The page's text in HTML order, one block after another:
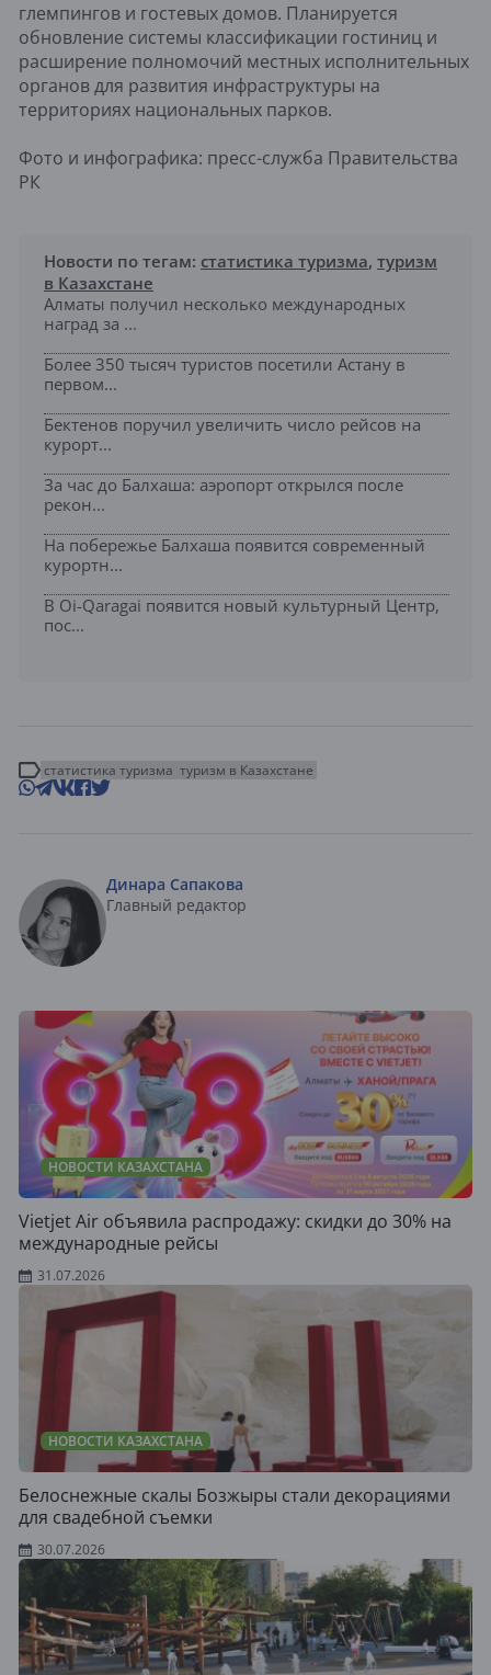
глемпингов и гостевых домов. Планируется
обновление системы классификации гостиниц и
расширение полномочий местных исполнительных
органов для развития инфраструктуры на
территориях национальных парков.
Фото и инфографика: пресс-служба Правительства
РК
Новости по тегам: статистика туризма, туризм
в Казахстане
Алматы получил несколько международных
наград за ...
Более 350 тысяч туристов посетили Астану в
первом...
Бектенов поручил увеличить число рейсов на
курорт...
За час до Балхаша: аэропорт открылся после
рекон...
На побережье Балхаша появится современный
курортн...
В Oi-Qaragai появится новый культурный Центр,
пос...
статистика туризма туризм в Казахстане
Динара Сапакова
Главный редактор
НОВОСТИ КАЗАХСТАНА
Vietjet Air объявила распродажу: скидки до 30% на
международные рейсы
31.07.2026
НОВОСТИ КАЗАХСТАНА
Белоснежные скалы Бозжыры стали декорациями
для свадебной съемки
30.07.2026